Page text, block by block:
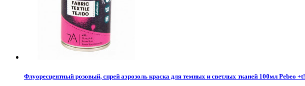
Флуоресцентный розовый, спрей аэрозоль краска для темных и светлых тканей 100мл Pebeo +t!